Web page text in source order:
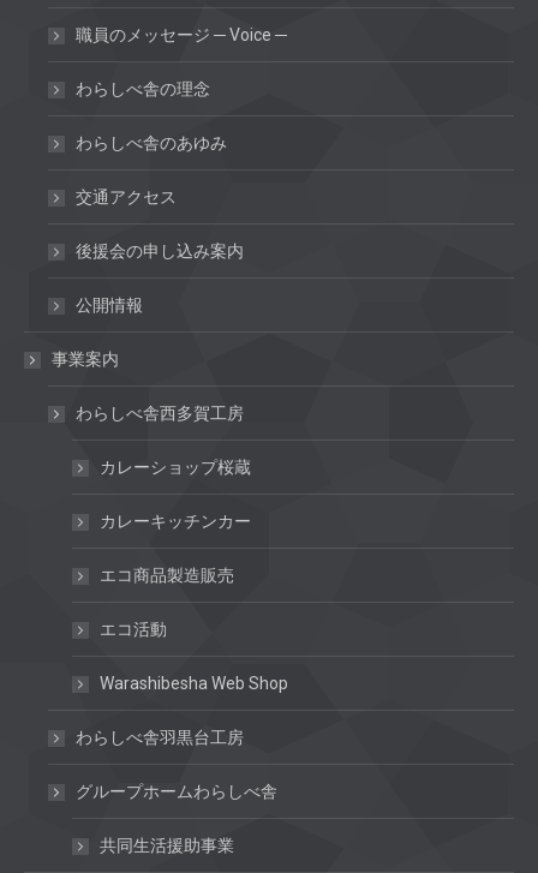
職員のメッセージ ─ Voice ─
わらしべ舎の理念
わらしべ舎のあゆみ
交通アクセス
後援会の申し込み案内
公開情報
事業案内
わらしべ舎西多賀工房
カレーショップ桜蔵
カレーキッチンカー
エコ商品製造販売
エコ活動
Warashibesha Web Shop
わらしべ舎羽黒台工房
グループホームわらしべ舎
共同生活援助事業